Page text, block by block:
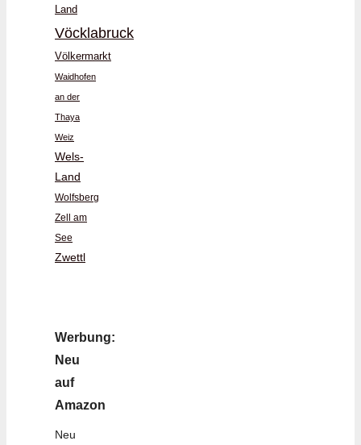
Land
Vöcklabruck
Völkermarkt
Waidhofen
an der
Thaya
Weiz
Wels-
Land
Wolfsberg
Zell am
See
Zwettl
Werbung:
Neu
auf
Amazon
Neu